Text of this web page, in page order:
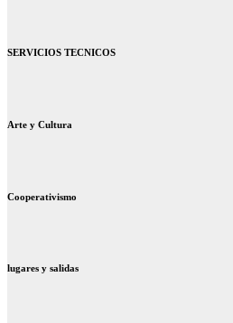
SERVICIOS TECNICOS
Arte y Cultura
Cooperativismo
lugares y salidas